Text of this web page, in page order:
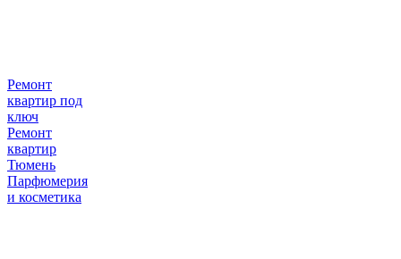
Ремонт
квартир под
ключ
Ремонт
квартир
Тюмень
Парфюмерия
и косметика